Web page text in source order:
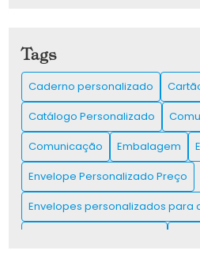
CARTÃO DE VISITA: COMO CRIAR E UTILIZAR PARA
IMPULSIONAR SUA REDE DE
CARTÃO DE VISITA: COMO CRIAR O SEU E IMPRESSIONAR
CLIENTES
CATÁLOGO IMPRESSO É A CHAVE PARA IMPULSIONAR SUAS
VENDAS E ENCANTAR CLIENTES
CATÁLOGO PERSONALIZADO PARA AUMENTAR SUAS
VENDAS E ENCANTAR CLIENTES
Tags
Caderno personalizado
Catálogo Personalizado
Comunicação
Embalagem
Envelope Personalizado Preço
Envelopes personalizados para